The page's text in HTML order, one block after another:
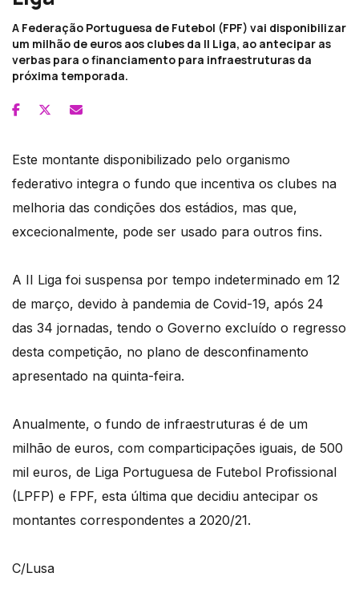
A Federação Portuguesa de Futebol (FPF) vai disponibilizar
um milhão de euros aos clubes da II Liga, ao antecipar as
verbas para o financiamento para infraestruturas da
próxima temporada.
Este montante disponibilizado pelo organismo
federativo integra o fundo que incentiva os clubes na
melhoria das condições dos estádios, mas que,
excecionalmente, pode ser usado para outros fins.
A II Liga foi suspensa por tempo indeterminado em 12
de março, devido à pandemia de Covid-19, após 24
das 34 jornadas, tendo o Governo excluído o regresso
desta competição, no plano de desconfinamento
apresentado na quinta-feira.
Anualmente, o fundo de infraestruturas é de um
milhão de euros, com comparticipações iguais, de 500
mil euros, de Liga Portuguesa de Futebol Profissional
(LPFP) e FPF, esta última que decidiu antecipar os
montantes correspondentes a 2020/21.
C/Lusa